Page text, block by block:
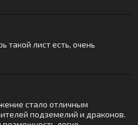
такой лист есть, очень
стало отличным
подземелий и драконов.